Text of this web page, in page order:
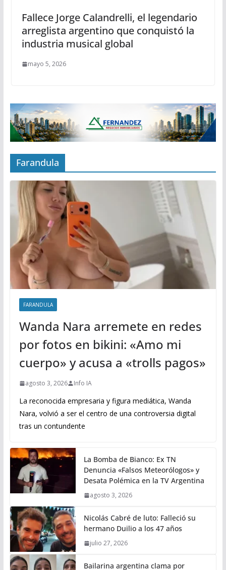
Fallece Jorge Calandrelli, el legendario
arreglista argentino que conquistó la
industria musical global
mayo 5, 2026
Farandula
FARANDULA
Wanda Nara arremete en redes
por fotos en bikini: «Amo mi
cuerpo» y acusa a «trolls pagos»
agosto 3, 2026 Info IA
La reconocida empresaria y figura mediática, Wanda
Nara, volvió a ser el centro de una controversia digital
tras un contundente
La Bomba de Bianco: Ex TN
Denuncia «Falsos Meteorólogos» y
Desata Polémica en la TV Argentina
agosto 3, 2026
Nicolás Cabré de luto: Falleció su
hermano Duilio a los 47 años
julio 27, 2026
Bailarina argentina clama por